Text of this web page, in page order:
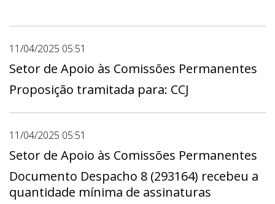
Gabinete do Deputado Iolando - Gab 21,
Gabinete da Deputada Jaqueline Silva - Gab
03, Gabinete do Deputado João Cardoso
Professor Auditor - Gab 06, Gabinete do
Deputado Jorge Vianna - Gab 01, Gabinete
do Deputado Martins Machado - Gab 10,
Gab 19, Gabinete do Deputado Roosevelt -
Gab 14, Gabinete da Deputada Dayse
Amarilio - Gab 18, Gabinete da Deputada
11/04/2025 05:51
Setor de Apoio às Comissões Permanentes
Proposição tramitada para: CCJ
11/04/2025 05:51
Setor de Apoio às Comissões Permanentes
Documento Despacho 8 (293164) recebeu a
quantidade mínima de assinaturas